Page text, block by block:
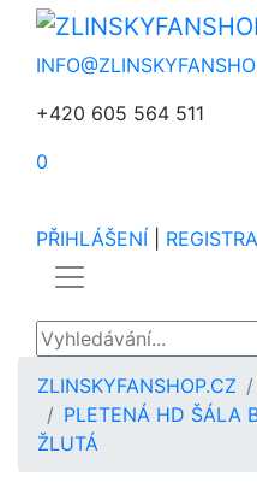
+420 605 564 511
0
PŘIHLÁŠENÍ
ZLINSKYFANSHOP.CZ
PLETENÁ HD ŠÁLA
ŽLUTÁ